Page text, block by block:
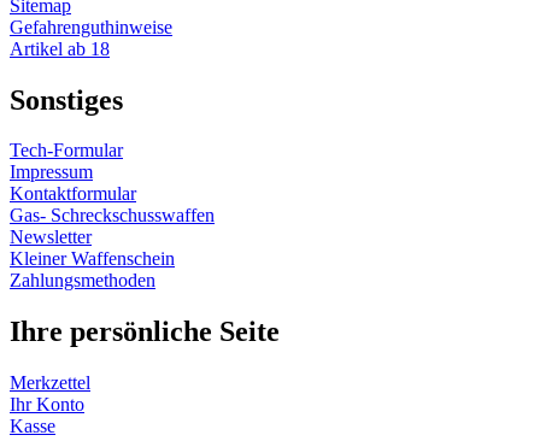
Sitemap
Gefahrenguthinweise
Artikel ab 18
Sonstiges
Tech-Formular
Impressum
Kontaktformular
Gas- Schreckschusswaffen
Newsletter
Kleiner Waffenschein
Zahlungsmethoden
Ihre persönliche Seite
Merkzettel
Ihr Konto
Kasse